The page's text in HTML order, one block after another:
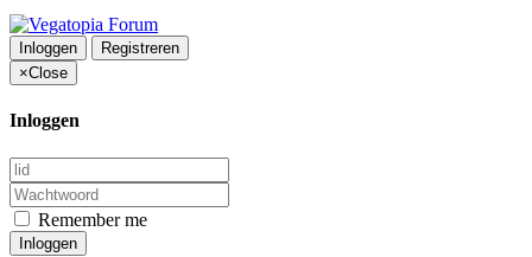
Inloggen
Registreren
×Close
Inloggen
Remember me
Inloggen